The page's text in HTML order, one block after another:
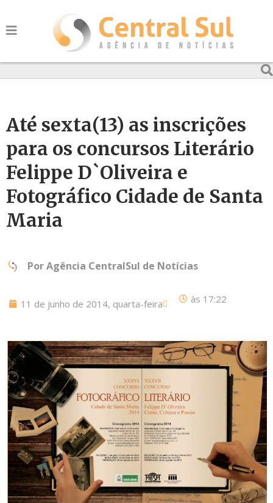
Até sexta(13) as inscrições
para os concursos Literário
Felippe D`Oliveira e
Fotográfico Cidade de Santa
Maria
PorAgência CentralSul de Notícias
11 de junho de 2014, quarta-feira às 17:22